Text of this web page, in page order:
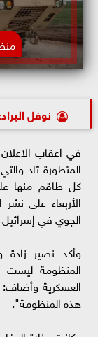
نوفل
في اعقاب
كل طاقم منها
الأربعاء على نشر
الجوي في
وأكد نصير زادة
المنظومة ليست
العسكرية
هذه المنظومة".